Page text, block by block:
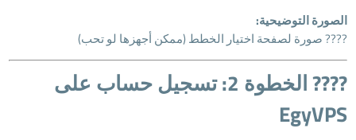
الصورة التوضيحية:
???? صورة لصفحة اختيار الخطط (ممكن أجهزها لو تحب)
???? الخطوة 2: تسجيل حساب على
EgyVPS